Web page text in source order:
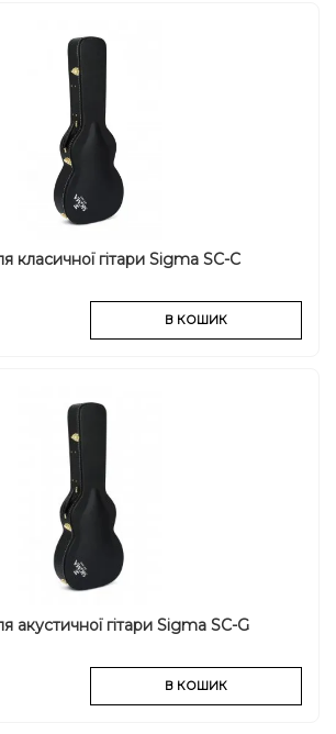
класичної гітари Sigma SC-C
В КОШИК
акустичної гітари Sigma SC-G
В КОШИК